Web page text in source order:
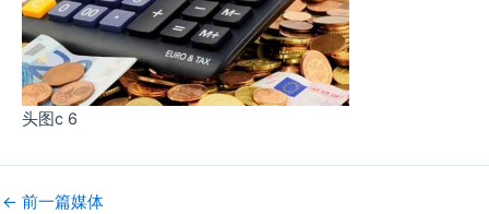
头图c 6
← 前一篇媒体